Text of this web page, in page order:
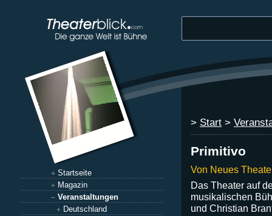
Startseite
Magazin
Veranstaltungen
Deutschland
> Start >
Primitivo
Von Neues
Das Theater auf
musikalischen
und Christian